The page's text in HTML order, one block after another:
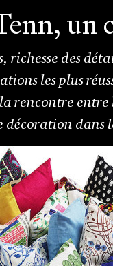
un
richesse des
les plus
rencontre
décoration dans